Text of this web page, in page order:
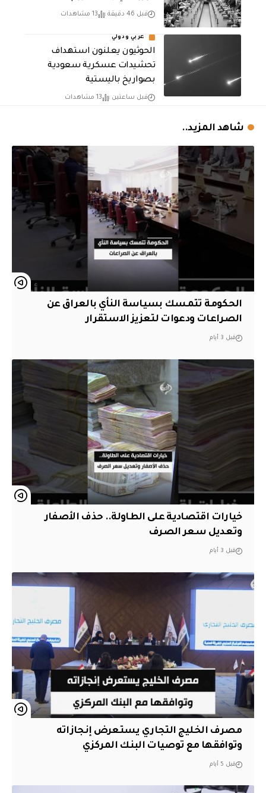
قبل 46 دقيقة 13 مشاهدات
عربي ودولي
الحوثيون يعلنون استهداف
تحشيدات عسكرية سعودية
بصواريخ باليستية
قبل ساعتين 13 مشاهدات
شاهد المزيد..
الحكومة تتمسك بسياسة النأي بالعراق عن
الصراعات ودعوات لتعزيز الاستقرار
قبل 3 أيام
خيارات اقتصادية على الطاولة.. حذف الأصفار
وتعديل سعر الصرف
قبل 3 أيام
مصرف الخليج التجاري يستعرض إنجازاته
وتوافقها مع توصيات البنك المركزي
قبل 5 أيام